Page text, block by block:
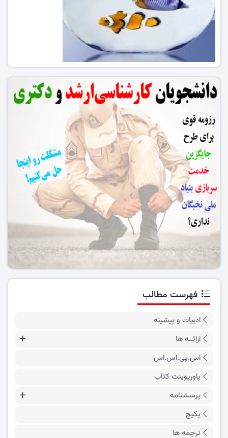
فهرست مطالب
ادبیات و پیشینه
ارائــه ها
اس.پی.اس.اس
پاورپوینت کتاب
پرسشنامه
پکیج
ترجمه ها